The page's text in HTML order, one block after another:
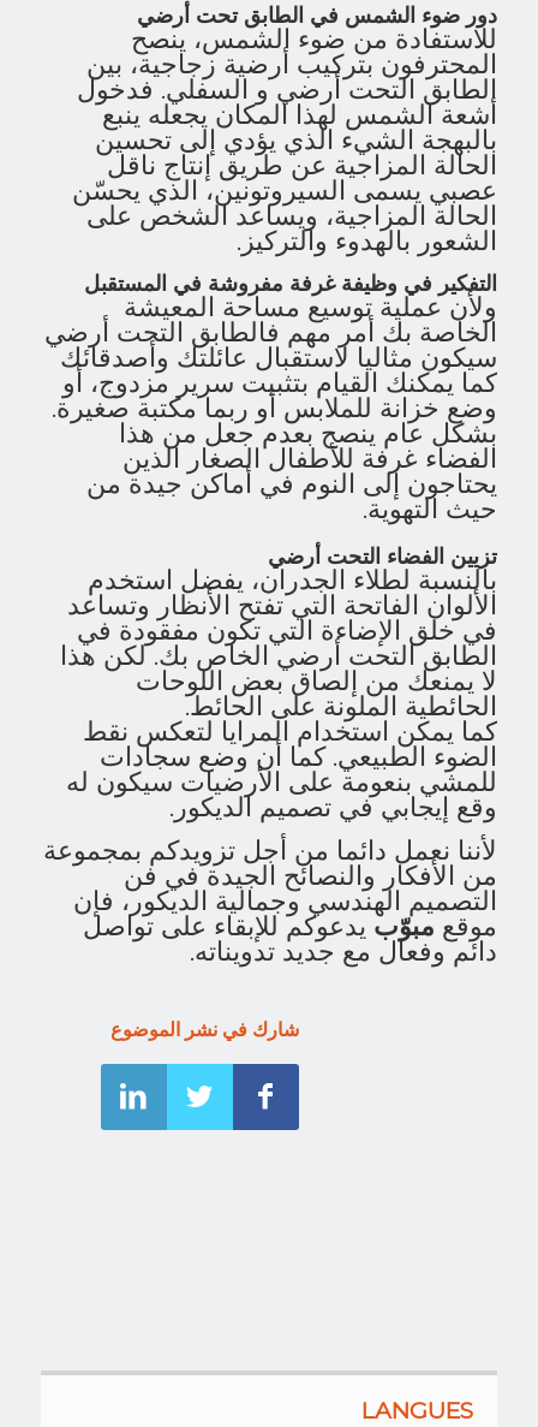
دور ضوء الشمس في الطابق تحت أرضي
للاستفادة من ضوء الشمس، ينصح
المحترفون بتركيب أرضية زجاجية، بين
الطابق التحت أرضي و السفلي. فدخول
أشعة الشمس لهذا المكان يجعله ينبع
بالبهجة الشيء الذي يؤدي إلى تحسين
الحالة المزاجية عن طريق إنتاج ناقل
عصبي يسمى السيروتونين، الذي يحسّن
الحالة المزاجية، ويساعد الشخص على
الشعور بالهدوء والتركيز.
التفكير في وظيفة غرفة مفروشة في المستقبل
ولأن عملية توسيع مساحة المعيشة
الخاصة بك أمر مهم فالطابق التحت أرضي
سيكون مثاليا لاستقبال عائلتك وأصدقائك
كما يمكنك القيام بتثبيت سرير مزدوج، أو
وضع خزانة للملابس أو ربما مكتبة صغيرة.
بشكل عام ينصح بعدم جعل من هذا
الفضاء غرفة للأطفال الصغار الذين
يحتاجون إلى النوم في أماكن جيدة من
حيث التهوية.
تزيين الفضاء التحت أرضي
بالنسبة لطلاء الجدران، يفضل استخدم
الألوان الفاتحة التي تفتح الأنظار وتساعد
في خلق الإضاءة التي تكون مفقودة في
الطابق التحت أرضي الخاص بك. لكن هذا
لا يمنعك من إلصاق بعض اللوحات
الحائطية الملونة على الحائط.
كما يمكن استخدام المرايا لتعكس نقط
الضوء الطبيعي. كما أن وضع سجادات
للمشي بنعومة على الأرضيات سيكون له
وقع إيجابي في تصميم الديكور.
لأننا نعمل دائما من أجل تزويدكم بمجموعة
من الأفكار والنصائح الجيدة في فن
التصميم الهندسي وجمالية الديكور، فإن
موقع مبوّب يدعوكم للإبقاء على تواصل
دائم وفعال مع جديد تدويناته.
شارك في نشر الموضوع
LANGUES